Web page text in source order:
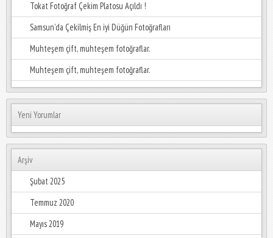
Tokat Fotoğraf Çekim Platosu Açıldı !
Samsun’da Çekilmiş En iyi Düğün Fotoğrafları
Muhteşem çift, muhteşem fotoğraflar.
Muhteşem çift, muhteşem fotoğraflar.
Yeni Yorumlar
Arşiv
Şubat 2025
Temmuz 2020
Mayıs 2019